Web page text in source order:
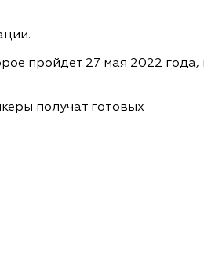
пройдет 27 мая 2022 года,
получат готовых